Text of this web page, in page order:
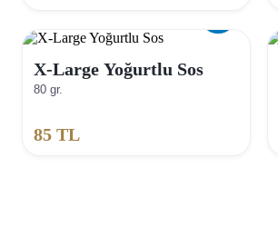
X-Large Yoğurtlu Sos
80 gr.
85 TL